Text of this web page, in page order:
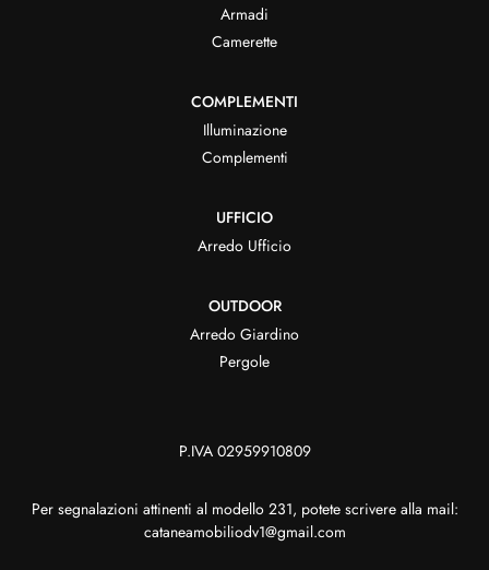
Armadi
Camerette
COMPLEMENTI
Illuminazione
Complementi
UFFICIO
Arredo Ufficio
OUTDOOR
Arredo Giardino
Pergole
P.IVA 02959910809
Per segnalazioni attinenti al modello 231, potete scrivere alla mail:
cataneamobiliodv1@gmail.com